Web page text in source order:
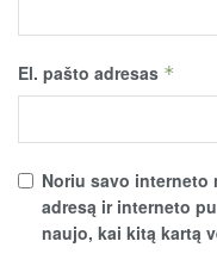
El. pašto adresas *
Noriu savo interneto
adresą ir interneto
naujo, kai kitą kartą